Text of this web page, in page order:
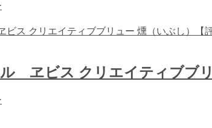
ヱビス クリエイティブブ